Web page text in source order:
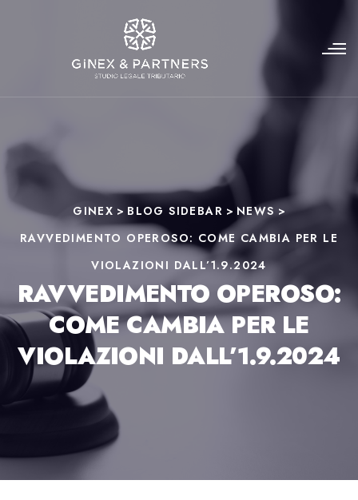
GINEX > BLOG SIDEBAR > NEWS >
RAVVEDIMENTO OPEROSO: COME CAMBIA PER LE
VIOLAZIONI DALL’1.9.2024
RAVVEDIMENTO OPEROSO:
COME CAMBIA PER LE
VIOLAZIONI DALL’1.9.2024